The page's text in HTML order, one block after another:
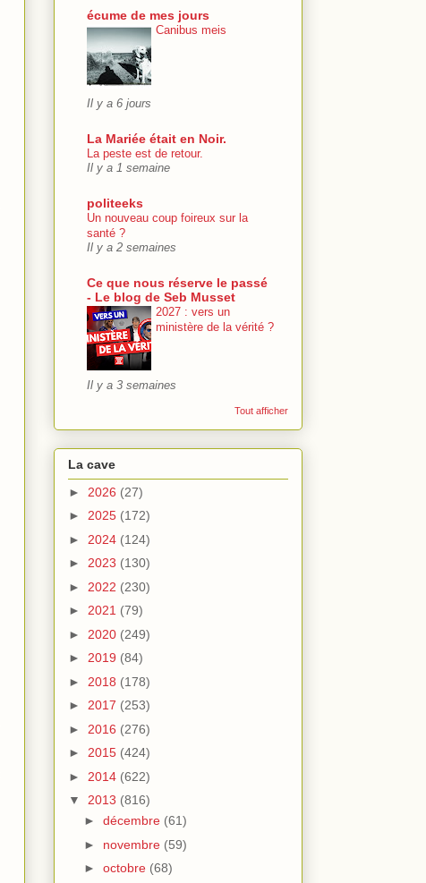
écume de mes jours
Canibus meis
Il y a 6 jours
La Mariée était en Noir.
La peste est de retour.
Il y a 1 semaine
politeeks
Un nouveau coup foireux sur la
santé ?
Il y a 2 semaines
Ce que nous réserve le passé
- Le blog de Seb Musset
2027 : vers un
ministère de la vérité ?
Il y a 3 semaines
Tout afficher
La cave
► 2026 (27)
► 2025 (172)
► 2024 (124)
► 2023 (130)
► 2022 (230)
► 2021 (79)
► 2020 (249)
► 2019 (84)
► 2018 (178)
► 2017 (253)
► 2016 (276)
► 2015 (424)
► 2014 (622)
▼ 2013 (816)
► décembre (61)
► novembre (59)
► octobre (68)